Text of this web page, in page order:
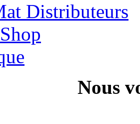
Distributeurs
Nous